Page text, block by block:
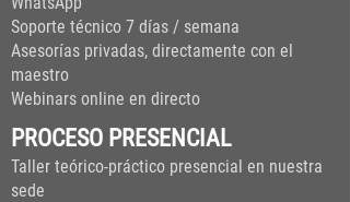
Soporte técnico 7 días / semana
Asesorías privadas, directamente con el
maestro
Webinars online en directo
PROCESO PRESENCIAL
Taller teórico-práctico presencial en nuestra
sede